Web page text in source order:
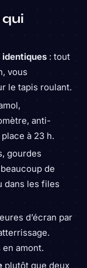
qui
identiques : tout
vous
le tapis roulant.
anti-
à 23 h.
gourdes
de
dans les files
d’écran par
amont.
plutôt que deux